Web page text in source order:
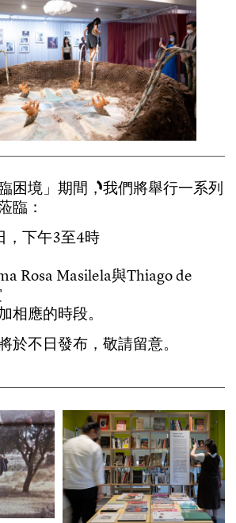
工作坊
困境 」 期間 ，我們將舉行一系列
臨 ：
， 下午3至4時
a Rosa Masilela與Thiagode
相應的時段。
於不日發布 ， 敬請留意。